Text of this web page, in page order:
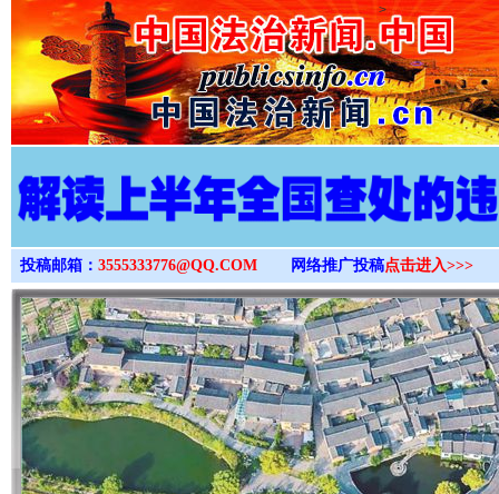
>
投稿邮箱： 3555333776@QQ.COM 网络推广投稿点击进入>>>